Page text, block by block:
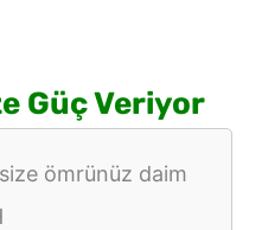
Güç Veriyor
ömrünüz daim